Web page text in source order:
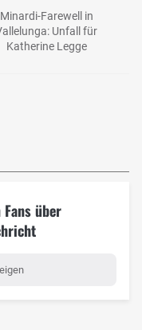
Minardi-Farewell in
Unfall für
Katherine Legge
über